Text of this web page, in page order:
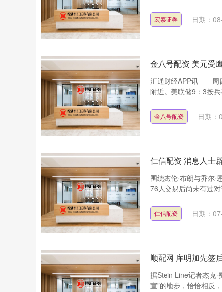
宏泰证券 日期：
金八号配资 美元受
汇通财经APP讯——周
附近。美联储9：3按
金八号配资 日期：
仁信配资 消息人士
围绕杰伦·布朗与乔尔
76人交易后尚未有过
仁信配资 日期：
顺配网 库明加先签
据Stein Line记者杰克·
宣”的地步，恰恰相反